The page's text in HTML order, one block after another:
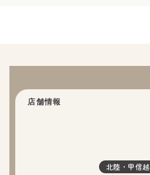
店舗情報
北陸・甲信越